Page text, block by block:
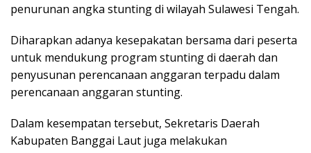
penurunan angka stunting di wilayah Sulawesi Tengah.
Diharapkan adanya kesepakatan bersama dari peserta
untuk mendukung program stunting di daerah dan
penyusunan perencanaan anggaran terpadu dalam
perencanaan anggaran stunting.
Dalam kesempatan tersebut, Sekretaris Daerah
Kabupaten Banggai Laut juga melakukan